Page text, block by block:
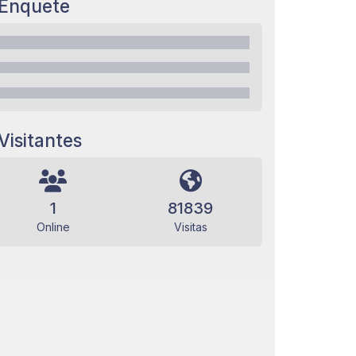
1
Online
81839
Visitas